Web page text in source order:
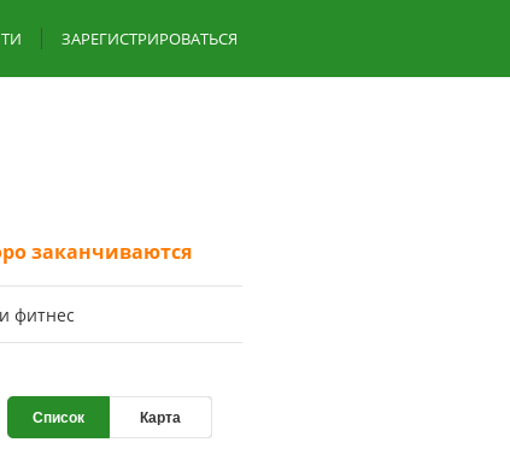
ЗАРЕГИСТРИРОВАТЬСЯ
заканчиваются
фитнес
Список Карта